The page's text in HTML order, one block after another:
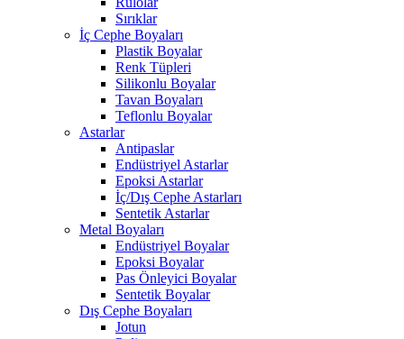
Sırıklar
İç Cephe Boyaları
Plastik Boyalar
Renk Tüpleri
Silikonlu Boyalar
Tavan Boyaları
Teflonlu Boyalar
Astarlar
Antipaslar
Endüstriyel Astarlar
Epoksi Astarlar
İç/Dış Cephe Astarları
Sentetik Astarlar
Metal Boyaları
Endüstriyel Boyalar
Epoksi Boyalar
Pas Önleyici Boyalar
Sentetik Boyalar
Dış Cephe Boyaları
Jotun